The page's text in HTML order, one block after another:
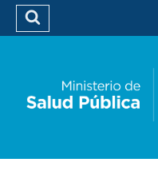
Buscar